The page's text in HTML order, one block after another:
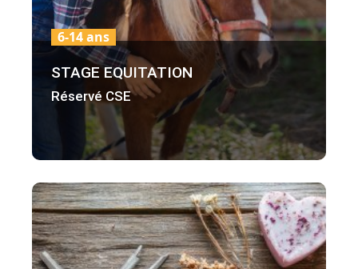
STAGE EQUITATION
Réservé CSE
6-14 ans